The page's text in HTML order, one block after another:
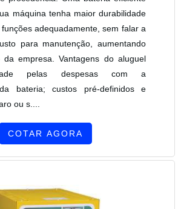
máquina tenha maior durabilidade
adequadamente, sem falar a
para manutenção, aumentando
empresa. Vantagens do aluguel
pelas despesas com a
bateria; custos pré-definidos e
ou s....
COTAR AGORA